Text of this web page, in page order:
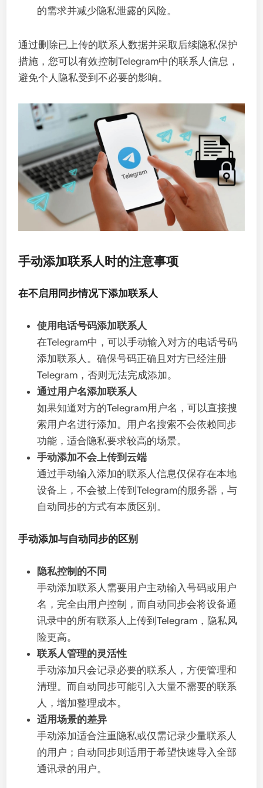
的需求并减少隐私泄露的风险。
通过删除已上传的联系人数据并采取后续隐私保护
措施，您可以有效控制Telegram中的联系人信息，
避免个人隐私受到不必要的影响。
手动添加联系人时的注意事项
在不启用同步情况下添加联系人
使用电话号码添加联系人
在Telegram中，可以手动输入对方的电话号码
添加联系人。确保号码正确且对方已经注册
Telegram，否则无法完成添加。
通过用户名添加联系人
如果知道对方的Telegram用户名，可以直接搜
索用户名进行添加。用户名搜索不会依赖同步
功能，适合隐私要求较高的场景。
手动添加不会上传到云端
通过手动输入添加的联系人信息仅保存在本地
设备上，不会被上传到Telegram的服务器，与
自动同步的方式有本质区别。
手动添加与自动同步的区别
隐私控制的不同
手动添加联系人需要用户主动输入号码或用户
名，完全由用户控制，而自动同步会将设备通
讯录中的所有联系人上传到Telegram，隐私风
险更高。
联系人管理的灵活性
手动添加只会记录必要的联系人，方便管理和
清理。而自动同步可能引入大量不需要的联系
人，增加整理成本。
适用场景的差异
手动添加适合注重隐私或仅需记录少量联系人
的用户；自动同步则适用于希望快速导入全部
通讯录的用户。